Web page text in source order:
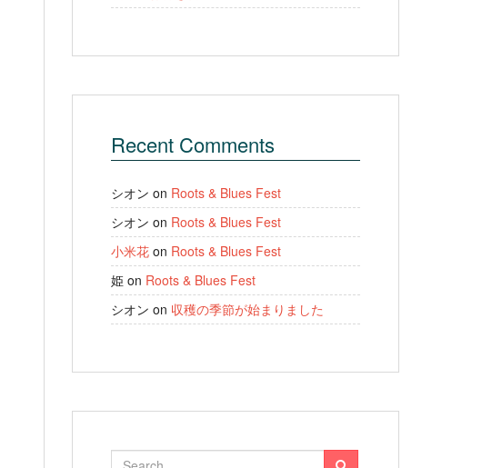
Recent Comments
シオン on Roots & Blues Fest
シオン on Roots & Blues Fest
小米花 on Roots & Blues Fest
姫 on Roots & Blues Fest
シオン on 収穫の季節が始まりました